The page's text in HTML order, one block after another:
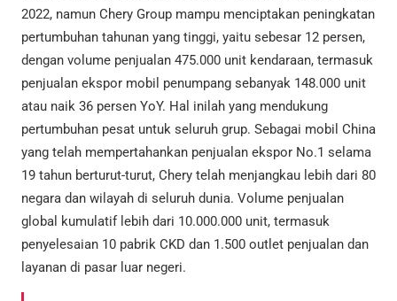
2022, namun Chery Group mampu menciptakan peningkatan
pertumbuhan tahunan yang tinggi, yaitu sebesar 12 persen,
dengan volume penjualan 475.000 unit kendaraan, termasuk
penjualan ekspor mobil penumpang sebanyak 148.000 unit
atau naik 36 persen YoY. Hal inilah yang mendukung
pertumbuhan pesat untuk seluruh grup. Sebagai mobil China
yang telah mempertahankan penjualan ekspor No.1 selama
19 tahun berturut-turut, Chery telah menjangkau lebih dari 80
negara dan wilayah di seluruh dunia. Volume penjualan
global kumulatif lebih dari 10.000.000 unit, termasuk
penyelesaian 10 pabrik CKD dan 1.500 outlet penjualan dan
layanan di pasar luar negeri.